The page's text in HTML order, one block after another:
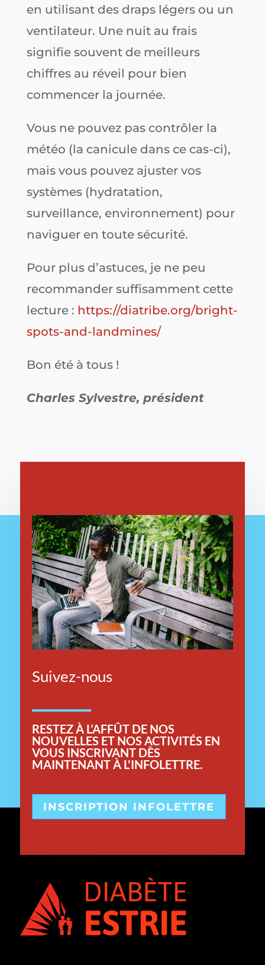
en utilisant des draps légers ou un
ventilateur. Une nuit au frais
signifie souvent de meilleurs
chiffres au réveil pour bien
commencer la journée.
Vous ne pouvez pas contrôler la
météo (la canicule dans ce cas-ci),
mais vous pouvez ajuster vos
systèmes (hydratation,
surveillance, environnement) pour
naviguer en toute sécurité.
Pour plus d’astuces, je ne peu
recommander suffisamment cette
lecture : https://diatribe.org/bright-
spots-and-landmines/
Bon été à tous !
Charles Sylvestre, président
Suivez-nous
RESTEZÀ L’AFFÛT DE NOS
NOUVELLES ET NOS ACTIVITÉS EN
VOUS INSCRIVANT DÈS
MAINTENANT À L'INFOLETTRE.
INSCRIPTION INFOLETTRE